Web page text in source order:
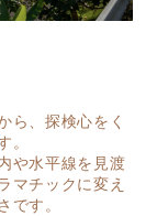
ら、探検心をく
。
や水平線を見渡
マチックに変え
です。